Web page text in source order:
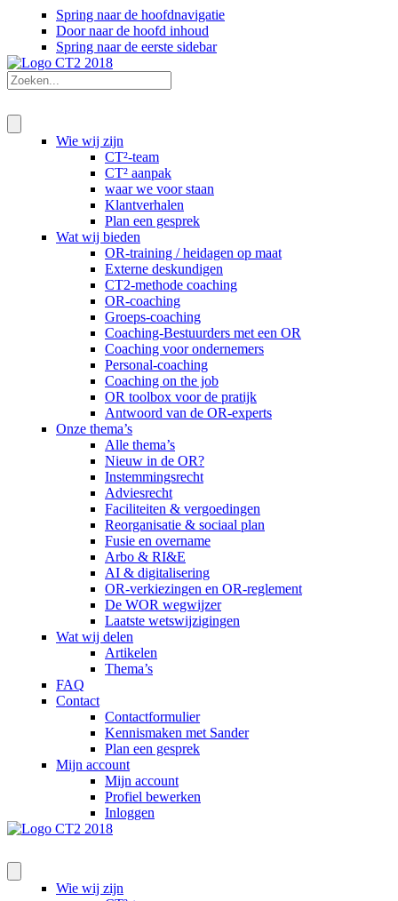
Spring naar de hoofdnavigatie
Door naar de hoofd inhoud
Spring naar de eerste sidebar
Wie wij zijn
CT²-team
CT² aanpak
waar we voor staan
Klantverhalen
Plan een gesprek
Wat wij bieden
OR-training / heidagen op maat
Externe deskundigen
CT2-methode coaching
OR-coaching
Groeps-coaching
Coaching-Bestuurders met een OR
Coaching voor ondernemers
Personal-coaching
Coaching on the job
OR toolbox voor de pratijk
Antwoord van de OR-experts
Onze thema’s
Alle thema’s
Nieuw in de OR?
Instemmingsrecht
Adviesrecht
Faciliteiten & vergoedingen
Reorganisatie & sociaal plan
Fusie en overname
Arbo & RI&E
AI & digitalisering
OR-verkiezingen en OR-reglement
De WOR wegwijzer
Laatste wetswijzigingen
Wat wij delen
Artikelen
Thema’s
FAQ
Contact
Contactformulier
Kennismaken met Sander
Plan een gesprek
Mijn account
Mijn account
Profiel bewerken
Inloggen
Wie wij zijn